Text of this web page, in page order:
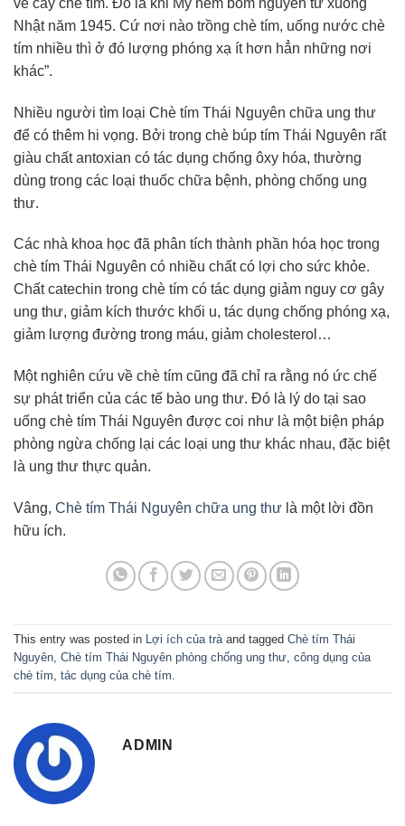
Nhật năm 1945. Cứ nơi nào trồng chè tím, uống nước chè
tím nhiều thì ở đó lượng phóng xạ ít hơn hẳn những nơi
khác”.
Nhiều người tìm loại Chè tím Thái Nguyên chữa ung thư
để có thêm hi vọng. Bởi trong chè búp tím Thái Nguyên rất
giàu chất antoxian có tác dụng chống ôxy hóa, thường
dùng trong các loại thuốc chữa bệnh, phòng chống ung
thư.
Các nhà khoa học đã phân tích thành phần hóa học trong
chè tím Thái Nguyên có nhiều chất có lợi cho sức khỏe.
Chất catechin trong chè tím có tác dụng giảm nguy cơ gây
ung thư, giảm kích thước khối u, tác dụng chống phóng xạ,
giảm lượng đường trong máu, giảm cholesterol…
Một nghiên cứu về chè tím cũng đã chỉ ra rằng nó ức chế
sự phát triển của các tế bào ung thư. Đó là lý do tại sao
uống chè tím Thái Nguyên được coi như là một biện pháp
phòng ngừa chống lại các loại ung thư khác nhau, đặc biệt
là ung thư thực quản.
Vâng, Chè tím Thái Nguyên chữa ung thư là một lời đồn
hữu ích.
This entry was posted in Lợi ích của tràand tagged Chè tím Thái
Nguyên, Chè tím Thái Nguyên phòng chống ung thư, công dụng của
chè tím, tác dụng của chè tím.
ADMIN